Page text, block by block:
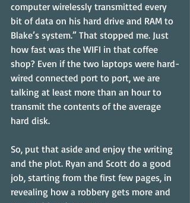
computer wirelessly transmitted every
bit of data on his hard drive and RAM to
Blake’s system.” That stopped me. Just
how fast was the WIFI in that coffee
shop? Even if the two laptops were hard-
wired connected port to port, we are
talking at least more than an hour to
transmit the contents of the average
hard disk.
So, put that aside and enjoy the writing
and the plot. Ryan and Scott do a good
job, starting from the first few pages, in
revealing how a robbery gets more and